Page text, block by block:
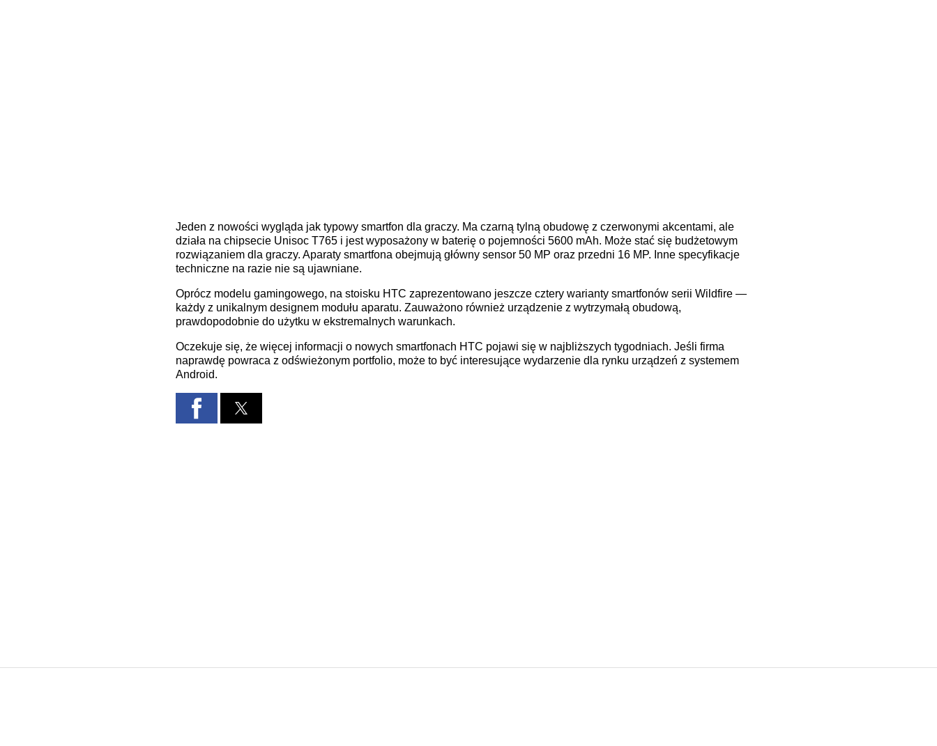
Jeden z nowości wygląda jak typowy smartfon dla graczy. Ma czarną tylną obudowę z czerwonymi akcentami, ale
działa na chipsecie Unisoc T765 i jest wyposażony w baterię o pojemności 5600 mAh. Może stać się budżetowym
rozwiązaniem dla graczy. Aparaty smartfona obejmują główny sensor 50 MP oraz przedni 16 MP. Inne specyfikacje
techniczne na razie nie są ujawniane.
Oprócz modelu gamingowego, na stoisku HTC zaprezentowano jeszcze cztery warianty smartfonów serii Wildfire —
każdy z unikalnym designem modułu aparatu. Zauważono również urządzenie z wytrzymałą obudową,
prawdopodobnie do użytku w ekstremalnych warunkach.
Oczekuje się, że więcej informacji o nowych smartfonach HTC pojawi się w najbliższych tygodniach. Jeśli firma
naprawdę powraca z odświeżonym portfolio, może to być interesujące wydarzenie dla rynku urządzeń z systemem
Android.